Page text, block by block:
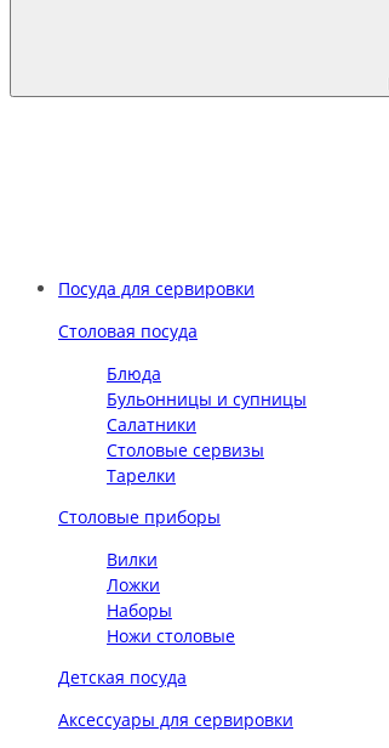
Посуда для сервировки
Столовая посуда
Блюда
Бульонницы и супницы
Салатники
Столовые сервизы
Тарелки
Столовые приборы
Вилки
Ложки
Наборы
Ножи столовые
Детская посуда
Аксессуары для сервировки